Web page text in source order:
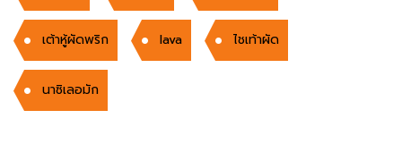
เต้าหู้ผัดพริก lava ไชเท้าผัด
นาซิเลอมัก